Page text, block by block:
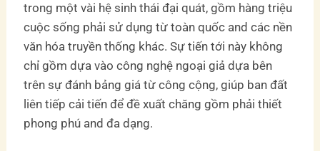
trong một vài hệ sinh thái đại quát, gồm hàng triệu
cuộc sống phải sử dụng từ toàn quốc and các nền
văn hóa truyền thống khác. Sự tiến tới này không
chỉ gồm dựa vào công nghệ ngoại giả dựa bên
trên sự đánh bảng giá từ công cộng, giúp ban đất
liên tiếp cải tiến để đề xuất chăng gồm phải thiết
phong phú and đa dạng.